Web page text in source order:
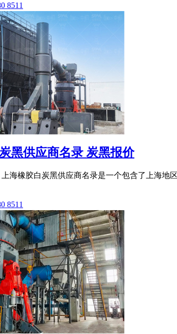
8511
黑供应商名录 炭黑报价
上海橡胶白炭黑供应商名录是一个包含了上海
8511